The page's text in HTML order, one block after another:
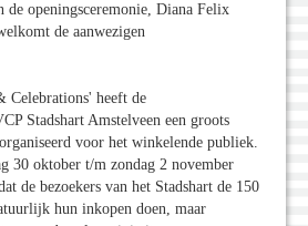
de openingsceremonie, Diana Felix
de aanwezigen
Celebrations' heeft de
Stadshart Amstelveen een groots
voor het winkelende publiek.
30 oktober t/m zondag 2 november
de bezoekers van het Stadshart de 150
hun inkopen doen, maar